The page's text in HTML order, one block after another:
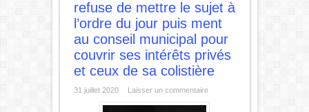
refuse de mettre le sujet à
l’ordre du jour puis ment
au conseil municipal pour
couvrir ses intérêts privés
et ceux de sa colistière
31 juillet 2020 Laisser un commentaire